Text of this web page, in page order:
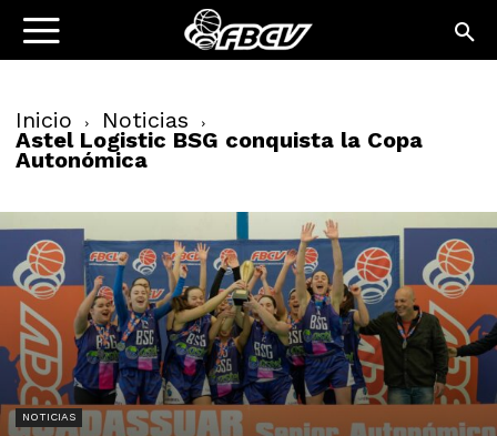
Inicio Noticias
Astel Logistic BSG conquista la Copa
Autonómica
NOTICIAS